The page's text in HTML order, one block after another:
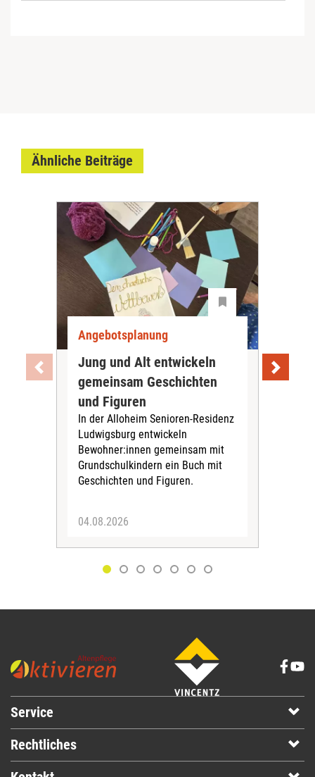
Ähnliche Beiträge
Angebotsplanung
Jung und Alt entwickeln
gemeinsam Geschichten
und Figuren
In der Alloheim Senioren-Residenz
Ludwigsburg entwickeln
Bewohner:innen gemeinsam mit
Grundschulkindern ein Buch mit
Geschichten und Figuren.
04.08.2026
Service
Rechtliches